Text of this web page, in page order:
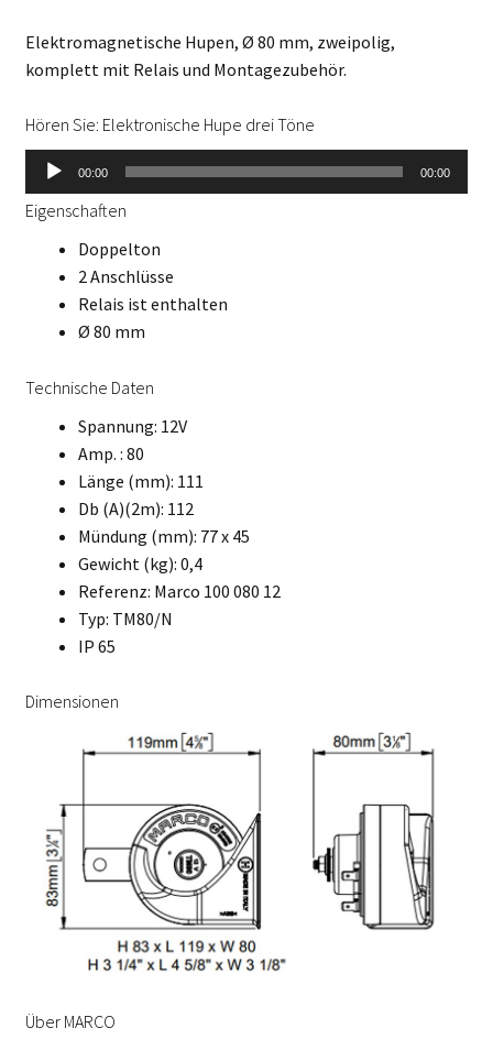
Elektromagnetische Hupen, Ø 80 mm, zweipolig,
komplett mit Relais und Montagezubehör.
Hören Sie: Elektronische Hupe drei Töne
Audio-
Player
00:00 00:00
Eigenschaften
Doppelton
2 Anschlüsse
Relais ist enthalten
Ø 80 mm
Technische Daten
Spannung: 12V
Amp. : 80
Länge (mm): 111
Db (A)(2m): 112
Mündung (mm): 77 x 45
Gewicht (kg): 0,4
Referenz: Marco 100 080 12
Typ: TM80/N
IP 65
Dimensionen
Über MARCO